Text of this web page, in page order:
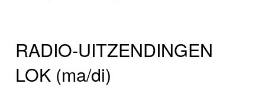
RADIO-UITZENDINGEN
LOK (ma/di)